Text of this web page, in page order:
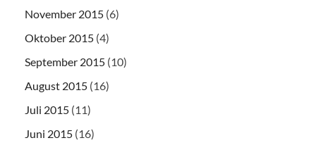
November 2015 (6)
Oktober 2015 (4)
September 2015 (10)
August 2015 (16)
Juli 2015 (11)
Juni 2015 (16)